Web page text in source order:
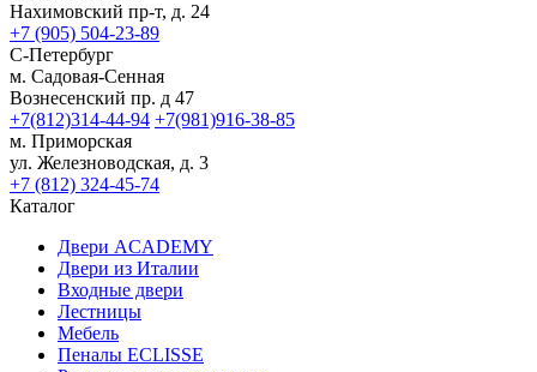
Нахимовский пр-т, д. 24
+7 (905) 504-23-89
С-Петербург
м. Садовая-Сенная
Вознесенский пр. д 47
+7(812)314-44-94 +7(981)916-38-85
м. Приморская
ул. Железноводская, д. 3
+7 (812) 324-45-74
Каталог
Двери ACADEMY
Двери из Италии
Входные двери
Лестницы
Мебель
Пеналы ECLISSE